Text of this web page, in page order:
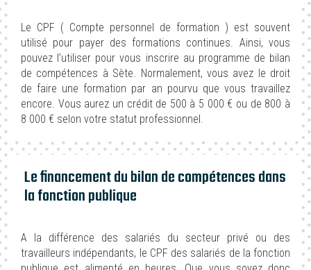
Le CPF ( Compte personnel de formation ) est souvent
utilisé pour payer des formations continues. Ainsi, vous
pouvez l’utiliser pour vous inscrire au programme de bilan
de compétences à Sète. Normalement, vous avez le droit
de faire une formation par an pourvu que vous travaillez
encore. Vous aurez un crédit de 500 à 5 000 € ou de 800 à
8 000 € selon votre statut professionnel.
Le financement du bilan de compétences dans
la fonction publique
A la différence des salariés du secteur privé ou des
travailleurs indépendants, le CPF des salariés de la fonction